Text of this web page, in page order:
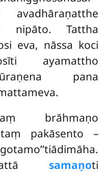
avadhāraṇatthe
nipāto. Tattha
eva, nāssa koci
ayamattho
pana
brāhmaṇo
pakāsento –
samaṇoti